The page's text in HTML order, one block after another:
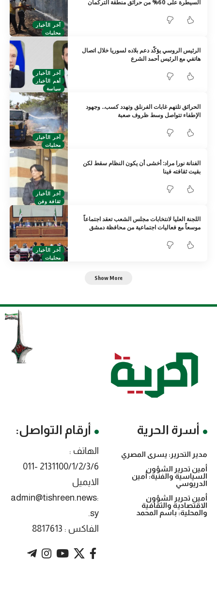
آخر الأخبار
محليات
السيطرة على 60% من حرائق منطقة التركمان
آخر الأخبار
أهم الأخبار
سياسة
الرئيس الروسي يؤكّد دعم بلاده لسوريا خلال اتصال
هاتفي مع الرئيس أحمد الشرع
آخر الأخبار
محليات
الحرائق تلتهم غابات الفرنلق وتهدد كسب.. وجهود
الإطفاء تتواصل وسط ظروف صعبة
آخر الأخبار
ثقافة وفن
الفنانة نورا مراد: أخشى أن يكون النظام سقط لكن
بقيت ثقافته فينا
آخر الأخبار
محليات
اللجنة العليا لانتخابات مجلس الشعب تعقد اجتماعاً
موسعاً مع فعاليات اجتماعية من محافظة دمشق
Show More
أسرة الحرية
مدير التحرير: يسرى المصري
أمين تحرير الشؤون
السياسية والفنية: أمين
الدريوسي
أمين تحرير الشؤون
الاقتصادية والثقافية
والمحلية: باسم المحمد
أرقام التواصل:
الهاتف :
2131100/1/2/3/6 -011
الايميل
:admin@tishreen.news
.sy
الفاكس : 8817613